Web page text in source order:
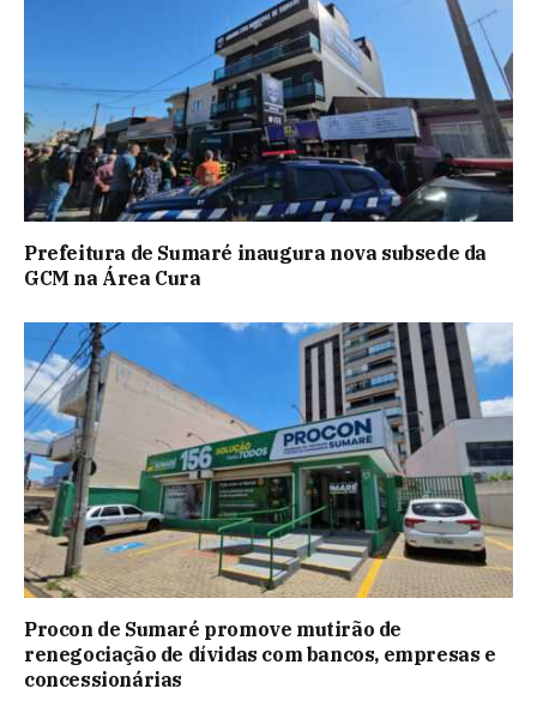
Prefeitura de Sumaré inaugura nova subsede da
GCM na Área Cura
Procon de Sumaré promove mutirão de
renegociação de dívidas com bancos, empresas e
concessionárias